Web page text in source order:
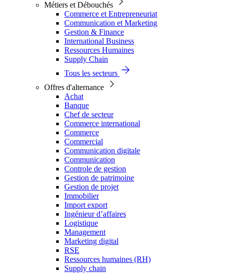
Métiers et Débouchés
Commerce et Entrepreneuriat
Communication et Marketing
Gestion & Finance
International Business
Ressources Humaines
Supply Chain
Tous les secteurs
Offres d'alternance
Achat
Banque
Chef de secteur
Commerce international
Commerce
Commercial
Communication digitale
Communication
Controle de gestion
Gestion de patrimoine
Gestion de projet
Immobilier
Import export
Ingénieur d’affaires
Logistique
Management
Marketing digital
RSE
Ressources humaines (RH)
Supply chain